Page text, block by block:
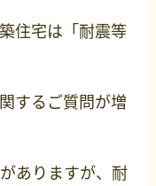
住宅は「耐震等
するご質問が増
ありますが、耐